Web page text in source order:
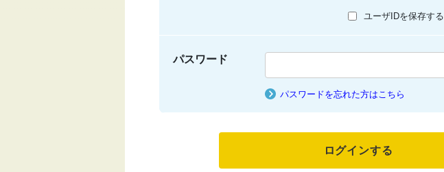
ユーザIDを保存する
パスワード
パスワードを忘れた方はこちら